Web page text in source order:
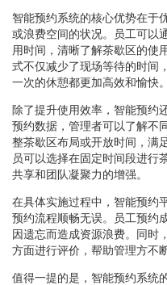
智能预约系统的核心优势在于
或浪费空间的状况。员工可以
用时间，清晰了解茶歇区的使
式不仅减少了现场等待的时间
一次的休憩都更加高效和愉快。
除了提升使用效率，智能预约
预约数据，管理者可以了解不
整茶歇区布局或开放时间，满
员可以选择在固定时间段进行
共享和团队凝聚力的增强。
在具体实施过程中，智能预约
预约流程顺畅无误。员工预约
因遗忘而造成资源浪费。同时
方面进行评价，帮助管理方不
值得一提的是，智能预约系统